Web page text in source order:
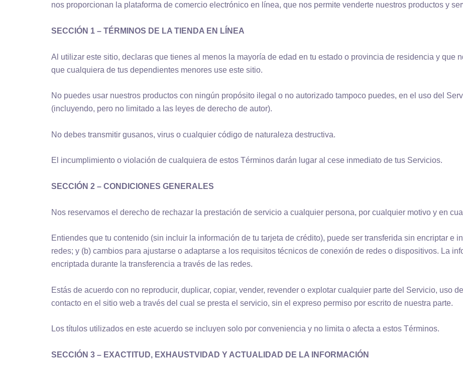
nos proporcionan la plataforma de comercio electrónico en línea, que nos permite venderte nuestros productos y
SECCIÓN 1 – TÉRMINOS DE LA TIENDA EN LÍNEA
Al utilizar este sitio, declaras que tienes al menos la mayoría de edad en tu estado o provincia de residencia y que
que cualquiera de tus dependientes menores use este sitio.
No puedes usar nuestros productos con ningún propósito ilegal o no autorizado tampoco puedes, en el uso del
(incluyendo, pero no limitado a las leyes de derecho de autor).
No debes transmitir gusanos, virus o cualquier código de naturaleza destructiva.
El incumplimiento o violación de cualquiera de estos Términos darán lugar al cese inmediato de tus Servicios.
SECCIÓN 2 – CONDICIONES GENERALES
Nos reservamos el derecho de rechazar la prestación de servicio a cualquier persona, por cualquier motivo y en
Entiendes que tu contenido (sin incluir la información de tu tarjeta de crédito), puede ser transferida sin encriptar e
redes; y (b) cambios para ajustarse o adaptarse a los requisitos técnicos de conexión de redes o dispositivos. La
encriptada durante la transferencia a través de las redes.
Estás de acuerdo con no reproducir, duplicar, copiar, vender, revender o explotar cualquier parte del Servicio, uso
contacto en el sitio web a través del cual se presta el servicio, sin el expreso permiso por escrito de nuestra parte.
Los títulos utilizados en este acuerdo se incluyen solo por conveniencia y no limita o afecta a estos Términos.
SECCIÓN 3 – EXACTITUD, EXHAUSTVIDAD Y ACTUALIDAD DE LA INFORMACIÓN